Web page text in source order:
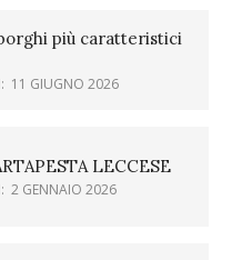
più caratteristici
11 GIUGNO 2026
LECCESE
2 GENNAIO 2026